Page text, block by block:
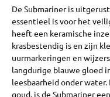
De Submariner is
essentieel is voor het
heeft een keramische
krasbestendig is en zijn
uurmarkeringen en
langdurige blauwe gloed
leesbaarheid onder
goud, is de Submariner